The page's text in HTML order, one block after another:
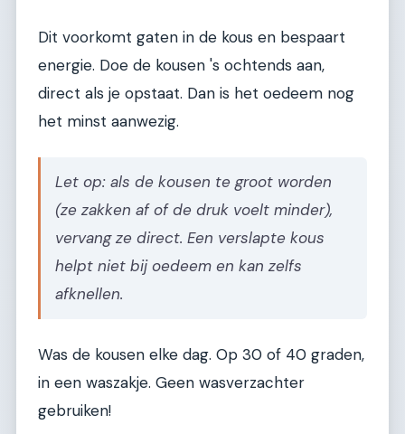
Dit voorkomt gaten in de kous en bespaart
energie. Doe de kousen 's ochtends aan,
direct als je opstaat. Dan is het oedeem nog
het minst aanwezig.
Let op: als de kousen te groot worden
(ze zakken af of de druk voelt minder),
vervang ze direct. Een verslapte kous
helpt niet bij oedeem en kan zelfs
afknellen.
Was de kousen elke dag. Op 30 of 40 graden,
in een waszakje. Geen wasverzachter
gebruiken!